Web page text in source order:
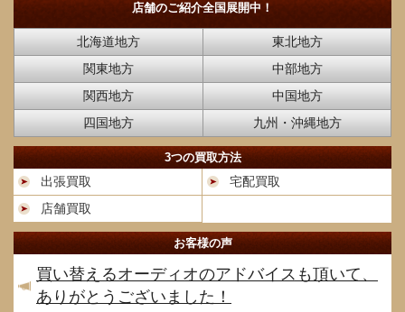
店舗のご紹介全国展開中！
北海道地方
東北地方
関東地方
中部地方
関西地方
中国地方
四国地方
九州・沖縄地方
3つの買取方法
出張買取
宅配買取
店舗買取
お客様の声
買い替えるオーディオのアドバイスも頂いて、
ありがとうございました！